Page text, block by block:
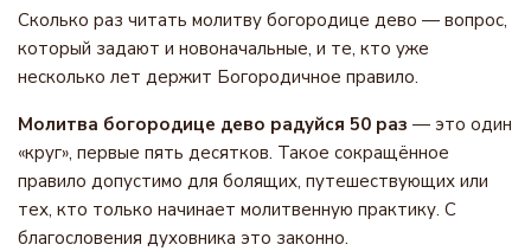
Сколько раз читать молитву богородице дево — вопрос,
который задают и новоначальные, и те, кто уже
несколько лет держит Богородичное правило.
Молитва богородице дево радуйся 50 раз — это один
«круг», первые пять десятков. Такое сокращённое
правило допустимо для болящих, путешествующих или
тех, кто только начинает молитвенную практику. С
благословения духовника это законно.